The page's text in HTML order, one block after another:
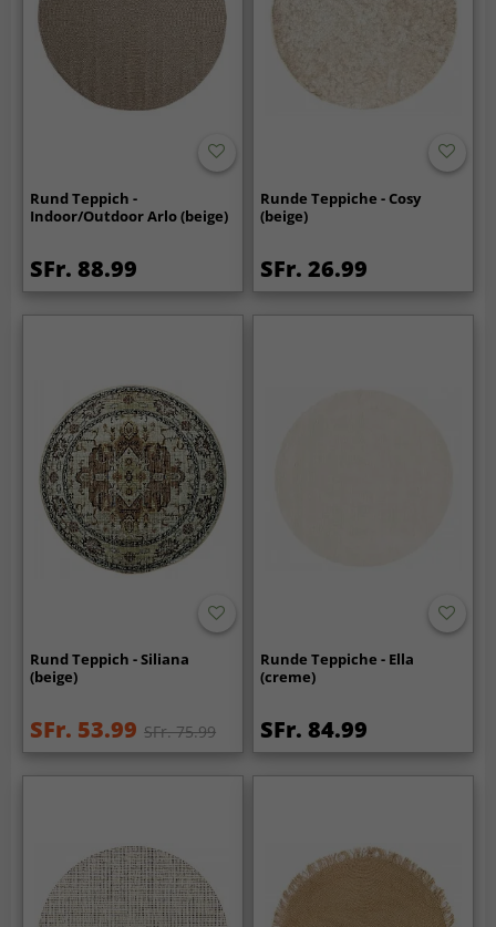
Rund Teppich -
Indoor/Outdoor Arlo (beige)
SFr. 88.99
Runde Teppiche - Cosy
(beige)
SFr. 26.99
Rund Teppich - Siliana
(beige)
SFr. 53.99 SFr. 75.99
Runde Teppiche - Ella
(creme)
SFr. 84.99